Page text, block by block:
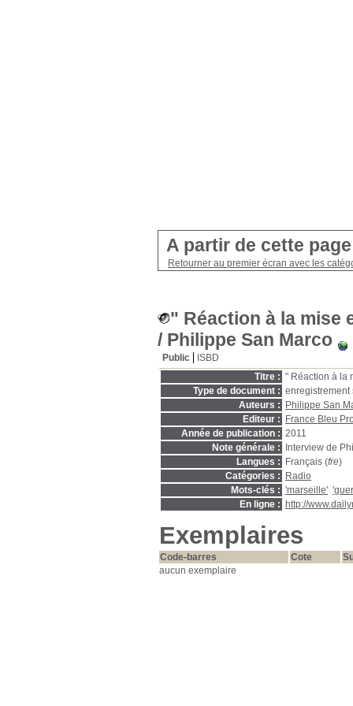
A partir de cette
Retourner au premier écran avec les
" Réaction à la mise
/ Philippe San Marco
Public
ISBD
Titre : " Réaction à la
Type de document : enregistrement
Auteurs :
Philippe San
Editeur :
France Bleu
Année de publication : 2011
Note générale :
Interview de
Langues :
Français (fre)
Catégories :
Radio
Mots-clés : 'marseille'
En ligne :
http://
Exemplaires
Code-barres Cote
aucun exemplaire